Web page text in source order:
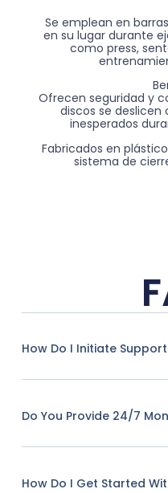
Se emplean en
en su lugar durante
como press,
Ofrecen seguridad y
discos se
inesperados
Fabricados en
sistema de
How Do I Initiate
Do You Provide 24/7
How Do I Get Started